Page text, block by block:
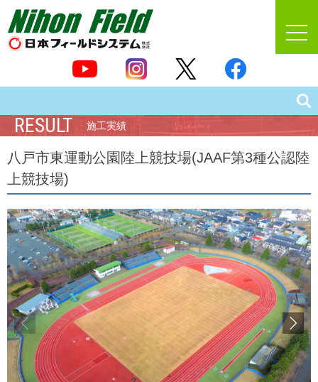
RESULT 施工実績
八戸市東運動公園陸上競技場(JAAF第3種公認陸
上競技場)